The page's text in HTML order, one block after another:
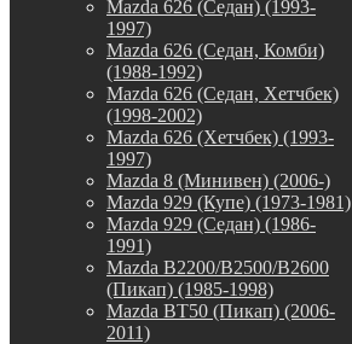
Mazda 626 (Седан) (1993-
1997)
Mazda 626 (Седан, Комби)
(1988-1992)
Mazda 626 (Седан, Хетчбек)
(1998-2002)
Mazda 626 (Хетчбек) (1993-
1997)
Mazda 8 (Минивен) (2006-)
Mazda 929 (Купе) (1973-1981)
Mazda 929 (Седан) (1986-
1991)
Mazda B2200/B2500/B2600
(Пикап) (1985-1998)
Mazda BT50 (Пикап) (2006-
2011)